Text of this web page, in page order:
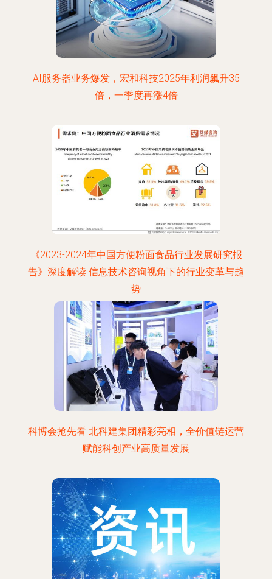
AI服务器业务爆发，宏和科技2025年利润飙升35
倍，一季度再涨4倍
《2023-2024年中国方便粉面食品行业发展研究报
告》深度解读 信息技术咨询视角下的行业变革与趋
势
科博会抢先看 北科建集团精彩亮相，全价值链运营
赋能科创产业高质量发展